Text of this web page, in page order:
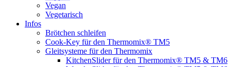
Vegan
Vegetarisch
Infos
Brötchen schleifen
Cook-Key für den Thermomix® TM5
Gleitsysteme für den Thermomix
KitchenSlider für den Thermomix® TM5 & TM6